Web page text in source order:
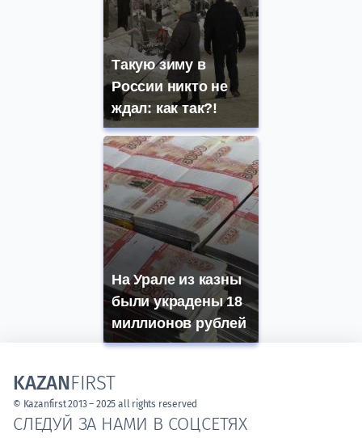
Такую зиму в
России никто не
ждал: как так?!
На Урале из казны
были украдены 18
миллионов рублей
СЛЕДУЙ ЗА НАМИ В СОЦСЕТЯХ
KAZANFIRST
© Kazanfirst 2013 – 2025 all rights reserved